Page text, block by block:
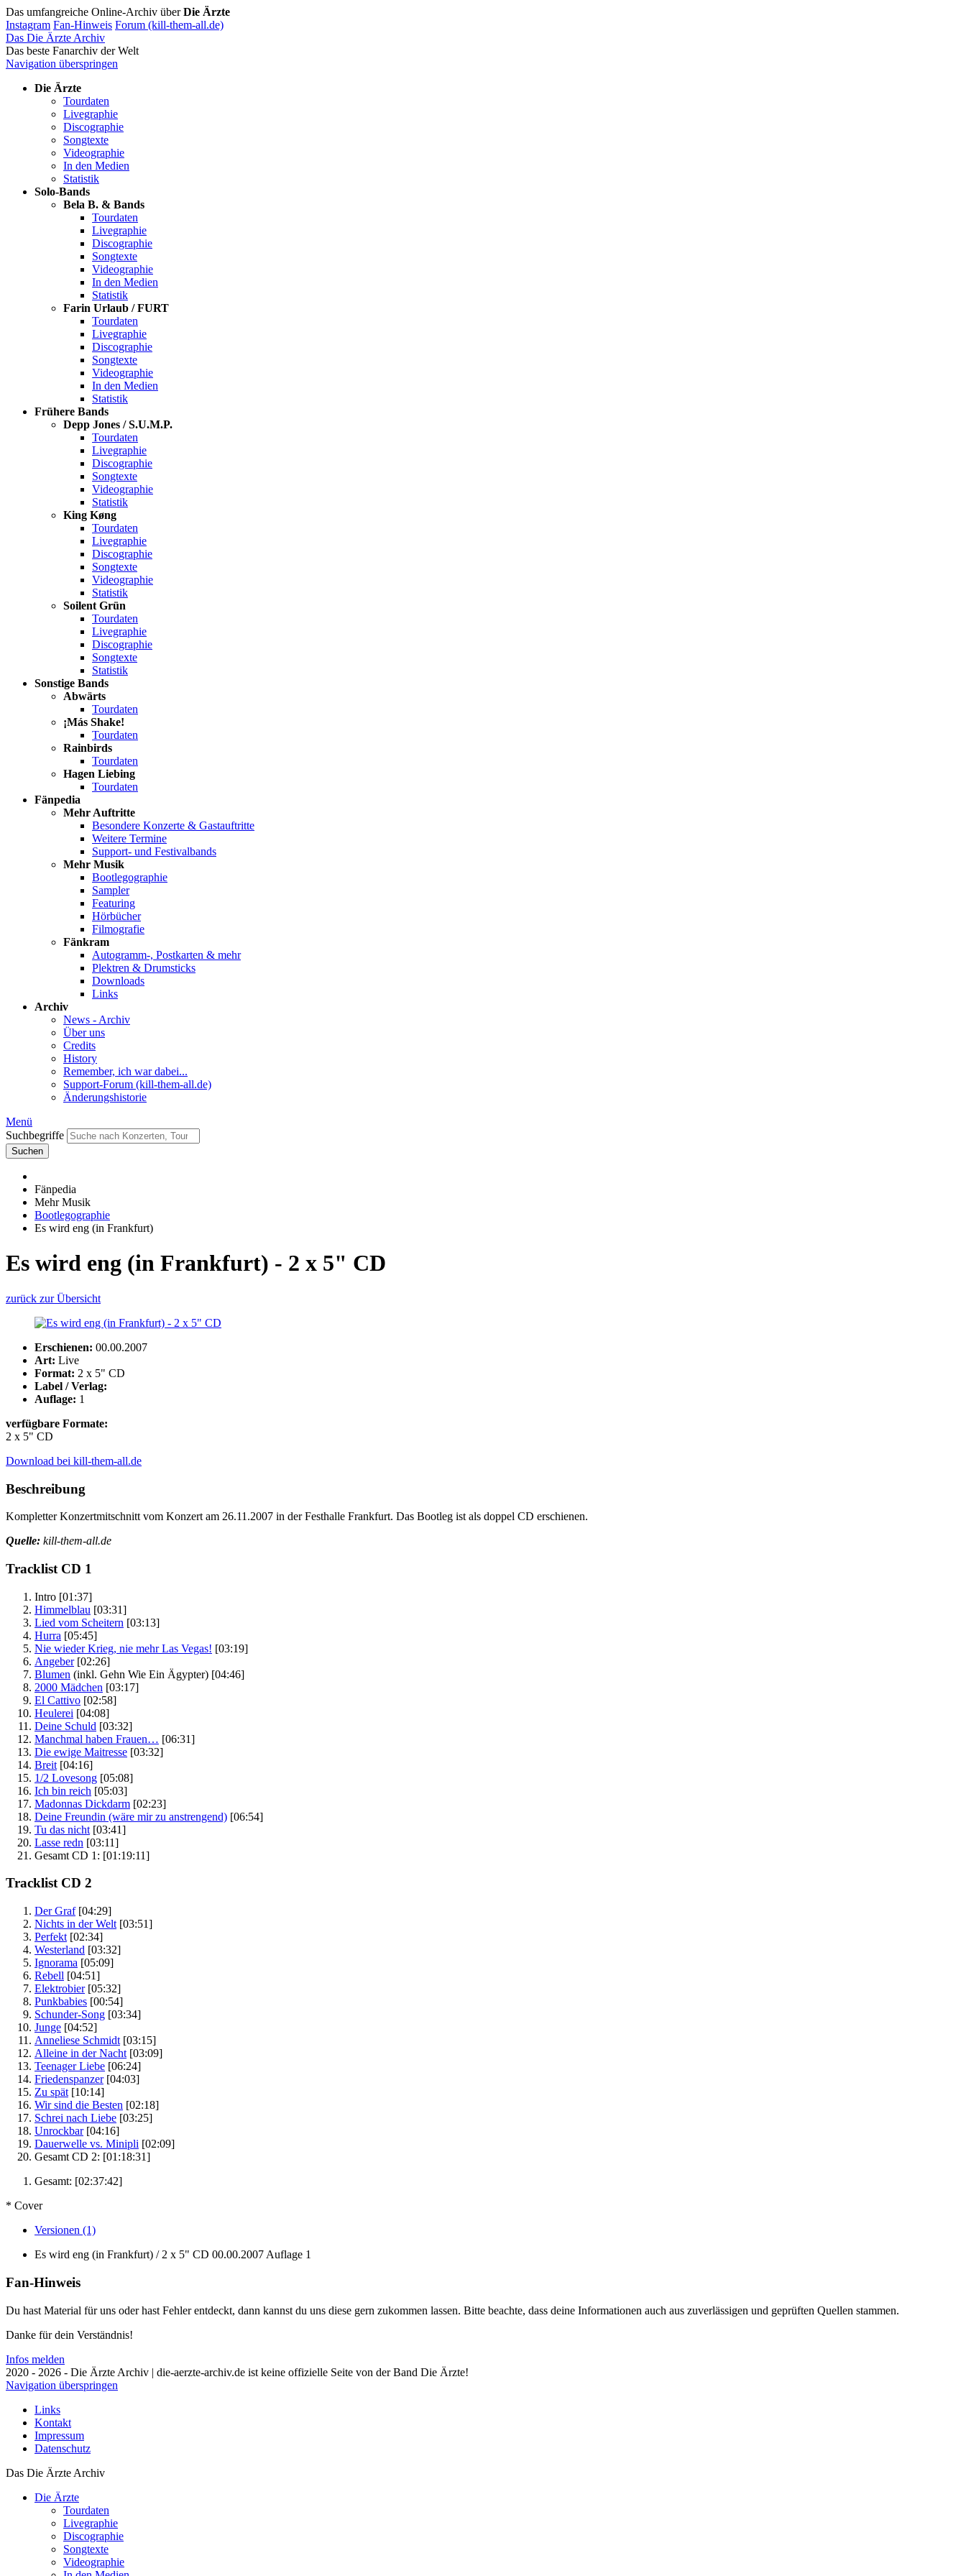
Das umfangreiche Online-Archiv überDie Ärzte
Instagram Fan-Hinweis Forum (kill-them-all.de)
Das Die Ärzte Archiv
Das beste Fanarchiv der Welt
Navigation überspringen
Die Ärzte
Tourdaten
Livegraphie
Discographie
Songtexte
Videographie
In den Medien
Statistik
Solo-Bands
Bela B. & Bands
Tourdaten
Livegraphie
Discographie
Songtexte
Videographie
In den Medien
Statistik
Farin Urlaub / FURT
Tourdaten
Livegraphie
Discographie
Songtexte
Videographie
In den Medien
Statistik
Frühere Bands
Depp Jones / S.U.M.P.
Tourdaten
Livegraphie
Discographie
Songtexte
Videographie
Statistik
King Køng
Tourdaten
Livegraphie
Discographie
Songtexte
Videographie
Statistik
Soilent Grün
Tourdaten
Livegraphie
Discographie
Songtexte
Statistik
Sonstige Bands
Abwärts
Tourdaten
¡Más Shake!
Tourdaten
Rainbirds
Tourdaten
Hagen Liebing
Tourdaten
Fänpedia
Mehr Auftritte
Besondere Konzerte & Gastauftritte
Weitere Termine
Support- und Festivalbands
Mehr Musik
Bootlegographie
Sampler
Featuring
Hörbücher
Filmografie
Fänkram
Autogramm-, Postkarten & mehr
Plektren & Drumsticks
Downloads
Links
Archiv
News - Archiv
Über uns
Credits
History
Remember, ich war dabei...
Support-Forum (kill-them-all.de)
Änderungshistorie
Menü
Suchbegriffe
Suchen
Fänpedia
Mehr Musik
Bootlegographie
Es wird eng (in Frankfurt)
Es wird eng (in Frankfurt) - 2 x 5" CD
zurück zur Übersicht
Erschienen: 00.00.2007
Art: Live
Format: 2 x 5" CD
Label / Verlag:
Auflage: 1
verfügbare Formate:
2 x 5" CD
Download bei kill-them-all.de
Beschreibung
Kompletter Konzertmitschnitt vom Konzert am 26.11.2007 in der Festhalle Frankfurt. Das Bootleg ist als doppel CD erschienen.
Quelle: kill-them-all.de
Tracklist CD 1
Intro [01:37]
Himmelblau [03:31]
Lied vom Scheitern [03:13]
Hurra [05:45]
Nie wieder Krieg, nie mehr Las Vegas! [03:19]
Angeber [02:26]
Blumen (inkl. Gehn Wie Ein Ägypter) [04:46]
2000 Mädchen [03:17]
El Cattivo [02:58]
Heulerei [04:08]
Deine Schuld [03:32]
Manchmal haben Frauen… [06:31]
Die ewige Maitresse [03:32]
Breit [04:16]
1/2 Lovesong [05:08]
Ich bin reich [05:03]
Madonnas Dickdarm [02:23]
Deine Freundin (wäre mir zu anstrengend) [06:54]
Tu das nicht [03:41]
Lasse redn [03:11]
Gesamt CD 1: [01:19:11]
Tracklist CD 2
Der Graf [04:29]
Nichts in der Welt [03:51]
Perfekt [02:34]
Westerland [03:32]
Ignorama [05:09]
Rebell [04:51]
Elektrobier [05:32]
Punkbabies [00:54]
Schunder-Song [03:34]
Junge [04:52]
Anneliese Schmidt [03:15]
Alleine in der Nacht [03:09]
Teenager Liebe [06:24]
Friedenspanzer [04:03]
Zu spät [10:14]
Wir sind die Besten [02:18]
Schrei nach Liebe [03:25]
Unrockbar [04:16]
Dauerwelle vs. Minipli [02:09]
Gesamt CD 2: [01:18:31]
Gesamt: [02:37:42]
* Cover
Versionen (1)
Es wird eng (in Frankfurt) / 2 x 5" CD 00.00.2007 Auflage 1
Fan-Hinweis
Du hast Material für uns oder hast Fehler entdeckt, dann kannst du uns diese gern zukommen lassen. Bitte beachte, dass deine Informationen auch aus zuverlässigen und geprüften Quellen stammen.
Danke für dein Verständnis!
Infos melden
2020 - 2026 - Die Ärzte Archiv | die-aerzte-archiv.de ist keine offizielle Seite von der Band Die Ärzte!
Navigation überspringen
Links
Kontakt
Impressum
Datenschutz
Das Die Ärzte Archiv
Die Ärzte
Tourdaten
Livegraphie
Discographie
Songtexte
Videographie